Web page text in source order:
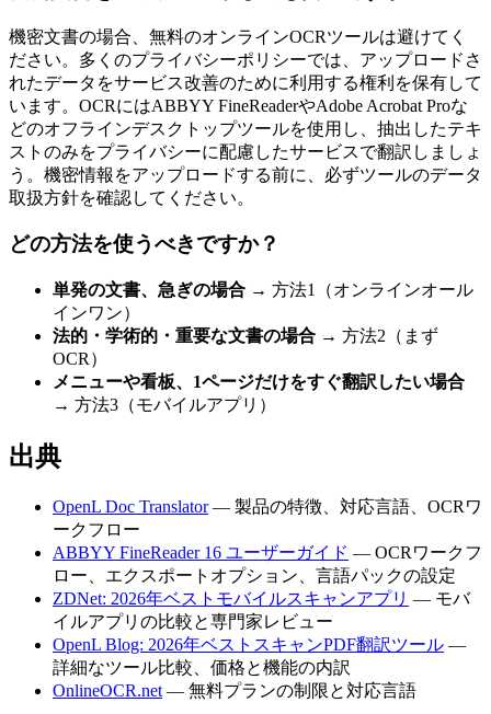
機密文書の場合、無料のオンラインOCRツールは避けてく
ださい。多くのプライバシーポリシーでは、アップロードさ
れたデータをサービス改善のために利用する権利を保有して
います。OCRにはABBYY FineReaderやAdobe Acrobat Proな
どのオフラインデスクトップツールを使用し、抽出したテキ
ストのみをプライバシーに配慮したサービスで翻訳しましょ
う。機密情報をアップロードする前に、必ずツールのデータ
取扱方針を確認してください。
どの方法を使うべきですか？
単発の文書、急ぎの場合 → 方法1（オンラインオール
インワン）
法的・学術的・重要な文書の場合 → 方法2（まず
OCR）
メニューや看板、1ページだけをすぐ翻訳したい場合
→ 方法3（モバイルアプリ）
出典
OpenL Doc Translator— 製品の特徴、対応言語、OCRワ
ークフロー
ABBYY FineReader 16 ユーザーガイド — OCRワークフ
ロー、エクスポートオプション、言語パックの設定
ZDNet: 2026年ベストモバイルスキャンアプリ — モバ
イルアプリの比較と専門家レビュー
OpenL Blog: 2026年ベストスキャンPDF翻訳ツール —
詳細なツール比較、価格と機能の内訳
OnlineOCR.net — 無料プランの制限と対応言語